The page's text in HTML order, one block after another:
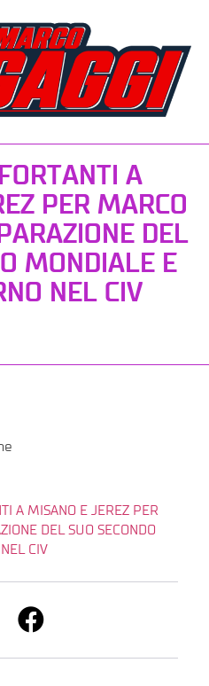
A
PER MARCO
DEL
MONDIALE E
NEL CIV
A MISANO E JEREZ PER
DEL SUO SECONDO
CIV